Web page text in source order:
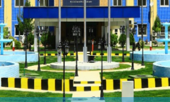
منار شهدای پولیس ملی